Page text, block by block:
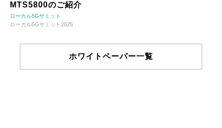
MTS5800のご紹介
ローカル5Gサミット
ローカル5Gサミット2025
ホワイトペーパー一覧